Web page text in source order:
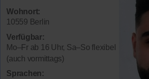
Wohnort:
10559 Berlin
Verfügbar:
Mo–Fr ab 16 Uhr, Sa–So flexibel
(auch vormittags)
Sprachen: